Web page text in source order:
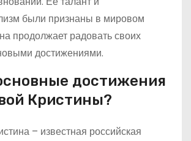
были признаны в мировом
продолжает радовать своих
достижениями.
достижения
Кристины?
– известная российская